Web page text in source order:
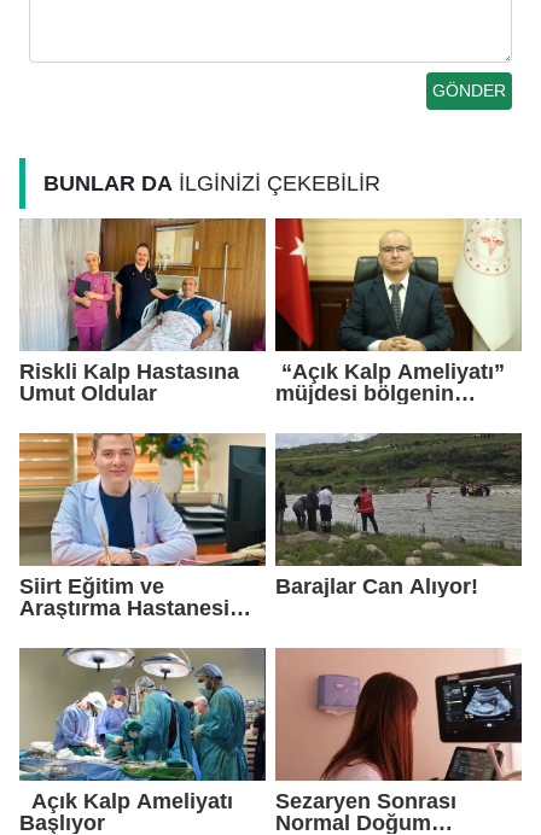
BUNLAR DA İLGİNİZİ ÇEKEBİLİR
Riskli Kalp Hastasına
Umut Oldular
“Açık Kalp Ameliyatı”
müjdesi bölgenin
Siirt Eğitim ve
Araştırma Hastanesi
Uzmanı Op. Dr. Alper
Süer: “Akciğer
Nodülleri Her Zaman
Kanser Anlamına
Gelmez”
Barajlar Can Alıyor!
Başlıyor
Sezaryen Sonrası
Normal Doğum